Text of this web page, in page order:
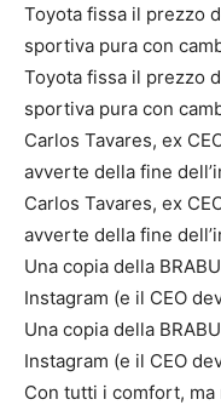
Toyota fissa il prezzo
sportiva pura con
Toyota fissa il prezzo
sportiva pura con
Carlos Tavares, ex
avverte della fine
Carlos Tavares, ex
avverte della fine
Una copia della
Instagram (e il CEO
Una copia della
Instagram (e il CEO
Con tutti i comfort,